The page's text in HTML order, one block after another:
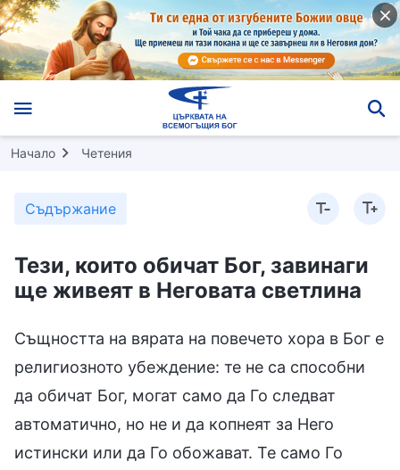
Начало Четения
Съдържание
Тези, които обичат Бог, завинаги
ще живеят в Неговата светлина
Същността на вярата на повечето хора в Бог е
религиозното убеждение: те не са способни
да обичат Бог, могат само да Го следват
автоматично, но не и да копнеят за Него
истински или да Го обожават. Те само Го